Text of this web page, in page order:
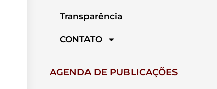
Transparência
CONTATO
AGENDA DE PUBLICAÇÕES